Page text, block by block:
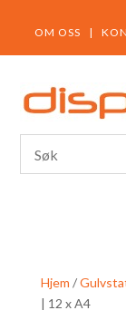
OM OSS |
Hjem /
| 12 x A4